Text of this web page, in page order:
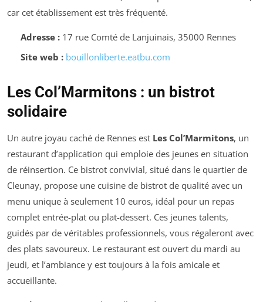
car cet établissement est très fréquenté.
Adresse :17 rue Comté de Lanjuinais, 35000 Rennes
Site web : bouillonliberte.eatbu.com
Les Col’Marmitons : un bistrot
solidaire
Un autre joyau caché de Rennes est Les Col’Marmitons, un
restaurant d’application qui emploie des jeunes en situation
de réinsertion. Ce bistrot convivial, situé dans le quartier de
Cleunay, propose une cuisine de bistrot de qualité avec un
menu unique à seulement 10 euros, idéal pour un repas
complet entrée-plat ou plat-dessert. Ces jeunes talents,
guidés par de véritables professionnels, vous régaleront avec
des plats savoureux. Le restaurant est ouvert du mardi au
jeudi, et l’ambiance y est toujours à la fois amicale et
accueillante.